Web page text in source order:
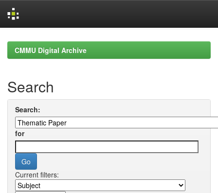
navigationCMMU Digital Archive
Search
Search:
for
Current filters: